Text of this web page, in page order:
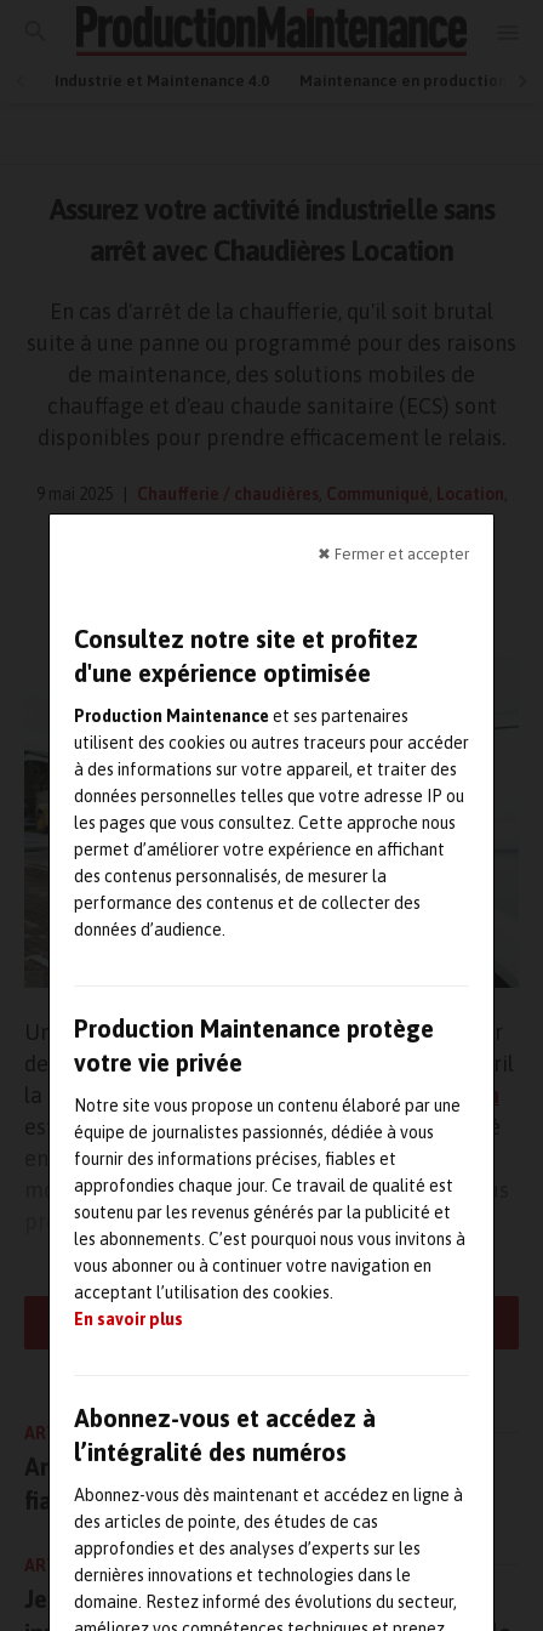
✖ Fermer et accepter
Consultez notre site et profitez
d'une expérience optimisée
Production Maintenanceet ses partenaires
utilisent des cookies ou autres traceurs pour accéder
à des informations sur votre appareil, et traiter des
données personnelles telles que votre adresse IP ou
les pages que vous consultez. Cette approche nous
permet d’améliorer votre expérience en affichant
des contenus personnalisés, de mesurer la
performance des contenus et de collecter des
données d’audience.
Production Maintenance protège
votre vie privée
Notre site vous propose un contenu élaboré par une
équipe de journalistes passionnés, dédiée à vous
fournir des informations précises, fiables et
approfondies chaque jour. Ce travail de qualité est
soutenu par les revenus générés par la publicité et
les abonnements. C’est pourquoi nous vous invitons à
vous abonner ou à continuer votre navigation en
acceptant l’utilisation des cookies.
En savoir plus
Abonnez-vous et accédez à
l’intégralité des numéros
Abonnez-vous dès maintenant et accédez en ligne à
des articles de pointe, des études de cas
approfondies et des analyses d’experts sur les
dernières innovations et technologies dans le
domaine. Restez informé des évolutions du secteur,
Industrie et Maintenance 4.0 Maintenance en production
Assurez votre activité industrielle sans
arrêt avec Chaudières Location
En cas d'arrêt de la chaufferie, qu'il soit brutal
suite à une panne ou programmé pour des raisons
de maintenance, des solutions mobiles de
chauffage et d'eau chaude sanitaire (ECS) sont
disponibles pour prendre efficacement le relais.
9 mai 2025 Chaufferie / chaudières Communiqué Location
Maintenance
Lecture : 3 minutes
Un arrêt de production dans une usine peut avoir
des conséquences désastreuses et mettre en péril
la pérennité de l’entreprise.
Chaudières Location
est le spécialiste en la matière, avec une activité
entièrement dédiée à la location de chaufferies
mobiles, adaptées à toutes les situations. On vous
propose d’en savoir plus.
Solutions sur mesure : production d’eau
chaude ou vapeur
chauffage et de production d’eau chaude sanitaire (ECS) adaptée
à vos besoins, tout en garantissant son adaptabilité et sa fiabilité
pendant toute la durée de la location. Avec Chaudières Location,
chaque projet est unique. Vous bénéficiez d’un accompagnement
sur mesure, de l’étude de vos besoins à la conception,
l’assemblage, l’installation et la mise en service. Et ce sont plus de
150 chaudières mobiles aucataloguepermettant de produire de
l’eau chaude ou de la vapeur de petite à grande puissance (4 MW,
ARTICLE PRÉCÉDENT
Amotep optimise vos arrêts estivaux pour
fiabiliser vos machines-outils
ARTICLE SUIVANT
Jelt Prime, une gamme responsable et